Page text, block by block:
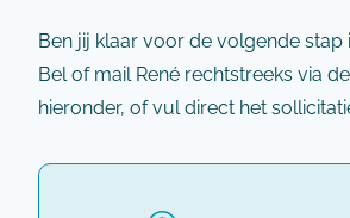
Ben jij klaar voor de volgende stap
Bel of mail René rechtstreeks via
hieronder, of vul direct het